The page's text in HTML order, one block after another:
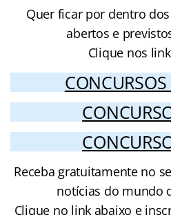
Quer ficar por dentro
abertos e
Clique nos
Receba gratuitamente no
notícias do mundo
Clique no link abaixo e